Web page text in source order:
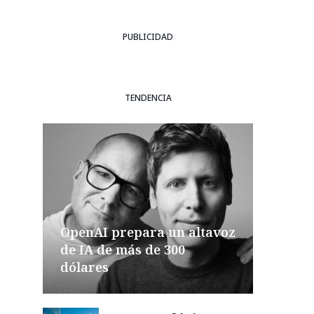
PUBLICIDAD
TENDENCIA
OpenAI prepara un altavoz
de IA de más de 300
dólares